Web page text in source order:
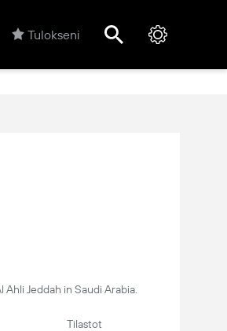
Tulokseni
Ahli Jeddah in Saudi Arabia.
Tilastot